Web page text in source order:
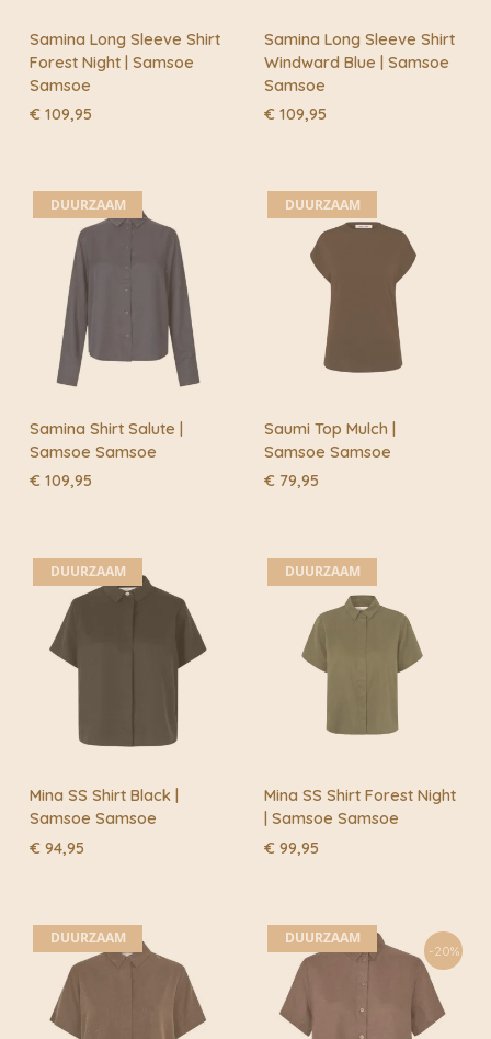
Samina Long Sleeve Shirt
Forest Night | Samsoe
Samsoe
€ 109,95
Samina Long Sleeve Shirt
Windward Blue | Samsoe
Samsoe
€ 109,95
DUURZAAM
Samina Shirt Salute |
Samsoe Samsoe
€ 109,95
DUURZAAM
Saumi Top Mulch |
Samsoe Samsoe
€ 79,95
DUURZAAM
Mina SS Shirt Black |
Samsoe Samsoe
€ 94,95
DUURZAAM
Mina SS Shirt Forest Night
| Samsoe Samsoe
€ 99,95
DUURZAAM
-20%
DUURZAAM